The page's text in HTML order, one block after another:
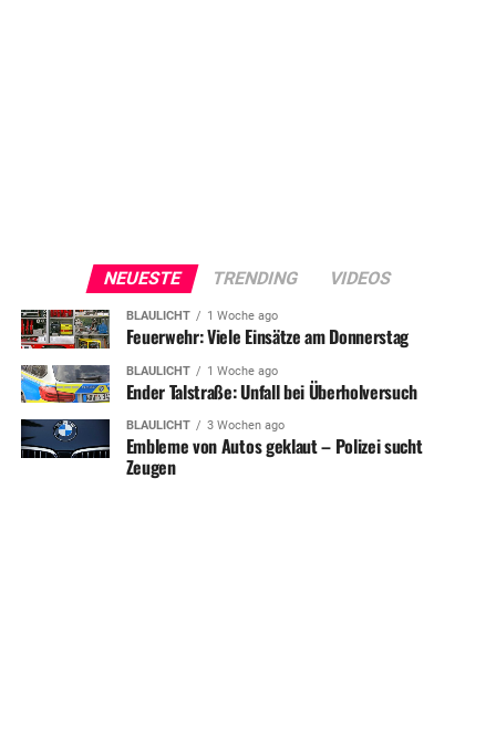
NEUESTE TRENDING VIDEOS
BLAULICHT 1 Woche ago
Feuerwehr: Viele Einsätze am Donnerstag
BLAULICHT 1 Woche ago
Ender Talstraße: Unfall bei Überholversuch
BLAULICHT 3 Wochen ago
Embleme von Autos geklaut – Polizei sucht
Zeugen